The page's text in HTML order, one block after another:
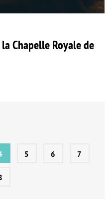
la Chapelle Royale de
5 6 7